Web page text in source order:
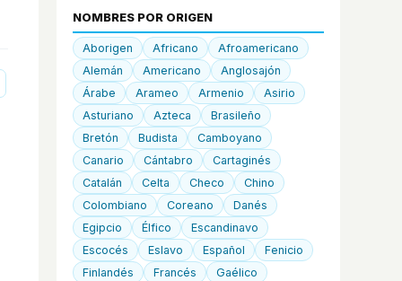
NOMBRES POR ORIGEN
Aborigen Africano
Afroamericano
Alemán
Americano
Anglosajón
Árabe
Arameo Armenio
Asirio
Asturiano
Azteca
Brasileño
Bretón
Budista
Camboyano
Canario
Cántabro
Cartaginés
Catalán
Celta Checo
Chino
Colombiano
Coreano
Danés
Egipcio
Élfico
Escandinavo
Escocés
Eslavo Español
Fenicio
Finlandés
Francés
Gaélico